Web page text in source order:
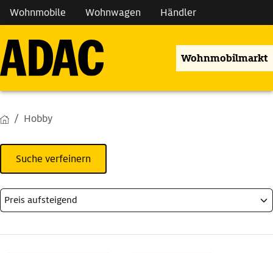
Wohnmobile Wohnwagen Händler
Wohnmobilmarkt
Hobby
Suche verfeinern